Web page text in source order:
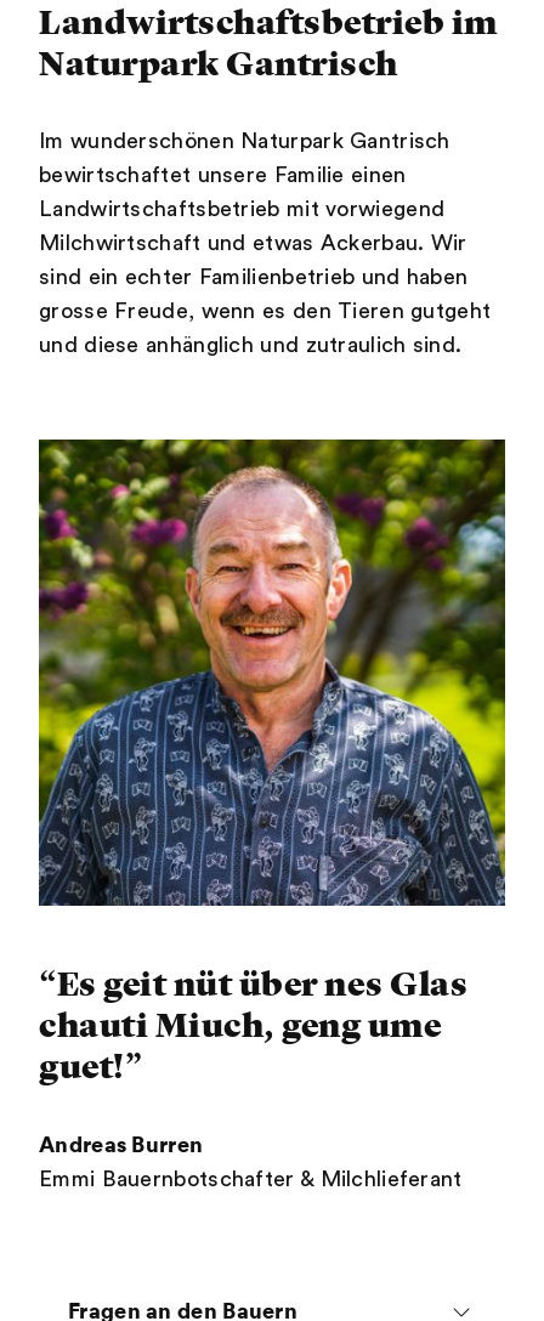
Landwirtschaftsbetrieb im
Naturpark Gantrisch
Im wunderschönen Naturpark Gantrisch
bewirtschaftet unsere Familie einen
Landwirtschaftsbetrieb mit vorwiegend
Milchwirtschaft und etwas Ackerbau. Wir
sind ein echter Familienbetrieb und haben
grosse Freude, wenn es den Tieren gutgeht
und diese anhänglich und zutraulich sind.
“Es geit nüt über nes Glas
chauti Miuch, geng ume
guet!”
Andreas Burren
Emmi Bauernbotschafter & Milchlieferant
Fragen an den Bauern